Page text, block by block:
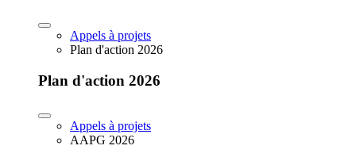
Appels à projets
Plan d'action 2026
Plan d'action 2026
Appels à projets
AAPG 2026